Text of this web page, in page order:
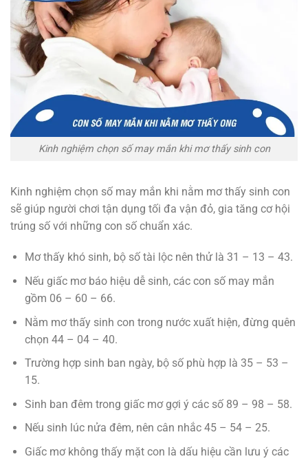
Kinh nghiệm chọn số may mắn khi mơ thấy sinh con
Kinh nghiệm chọn số may mắn khi nằm mơ thấy sinh con
sẽ giúp người chơi tận dụng tối đa vận đỏ, gia tăng cơ hội
trúng số với những con số chuẩn xác.
Mơ thấy khó sinh, bộ số tài lộc nên thử là 31 – 13 – 43.
Nếu giấc mơ báo hiệu dễ sinh, các con số may mắn
gồm 06 – 60 – 66.
Nằm mơ thấy sinh con trong nước xuất hiện, đừng quên
chọn 44 – 04 – 40.
Trường hợp sinh ban ngày, bộ số phù hợp là 35 – 53 –
15.
Sinh ban đêm trong giấc mơ gợi ý các số 89 – 98 – 58.
Nếu sinh lúc nửa đêm, nên cân nhắc 45 – 54 – 25.
Giấc mơ không thấy mặt con là dấu hiệu cần lưu ý các